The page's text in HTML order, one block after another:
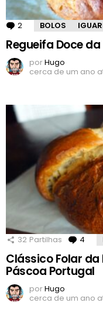
2 Comentários
BOLOS
Regueifa Doce
porHugo
cerca de um ano
32 Partilhas 4
Clássico Folar da
Páscoa Portugal
porHugo
cerca de um ano